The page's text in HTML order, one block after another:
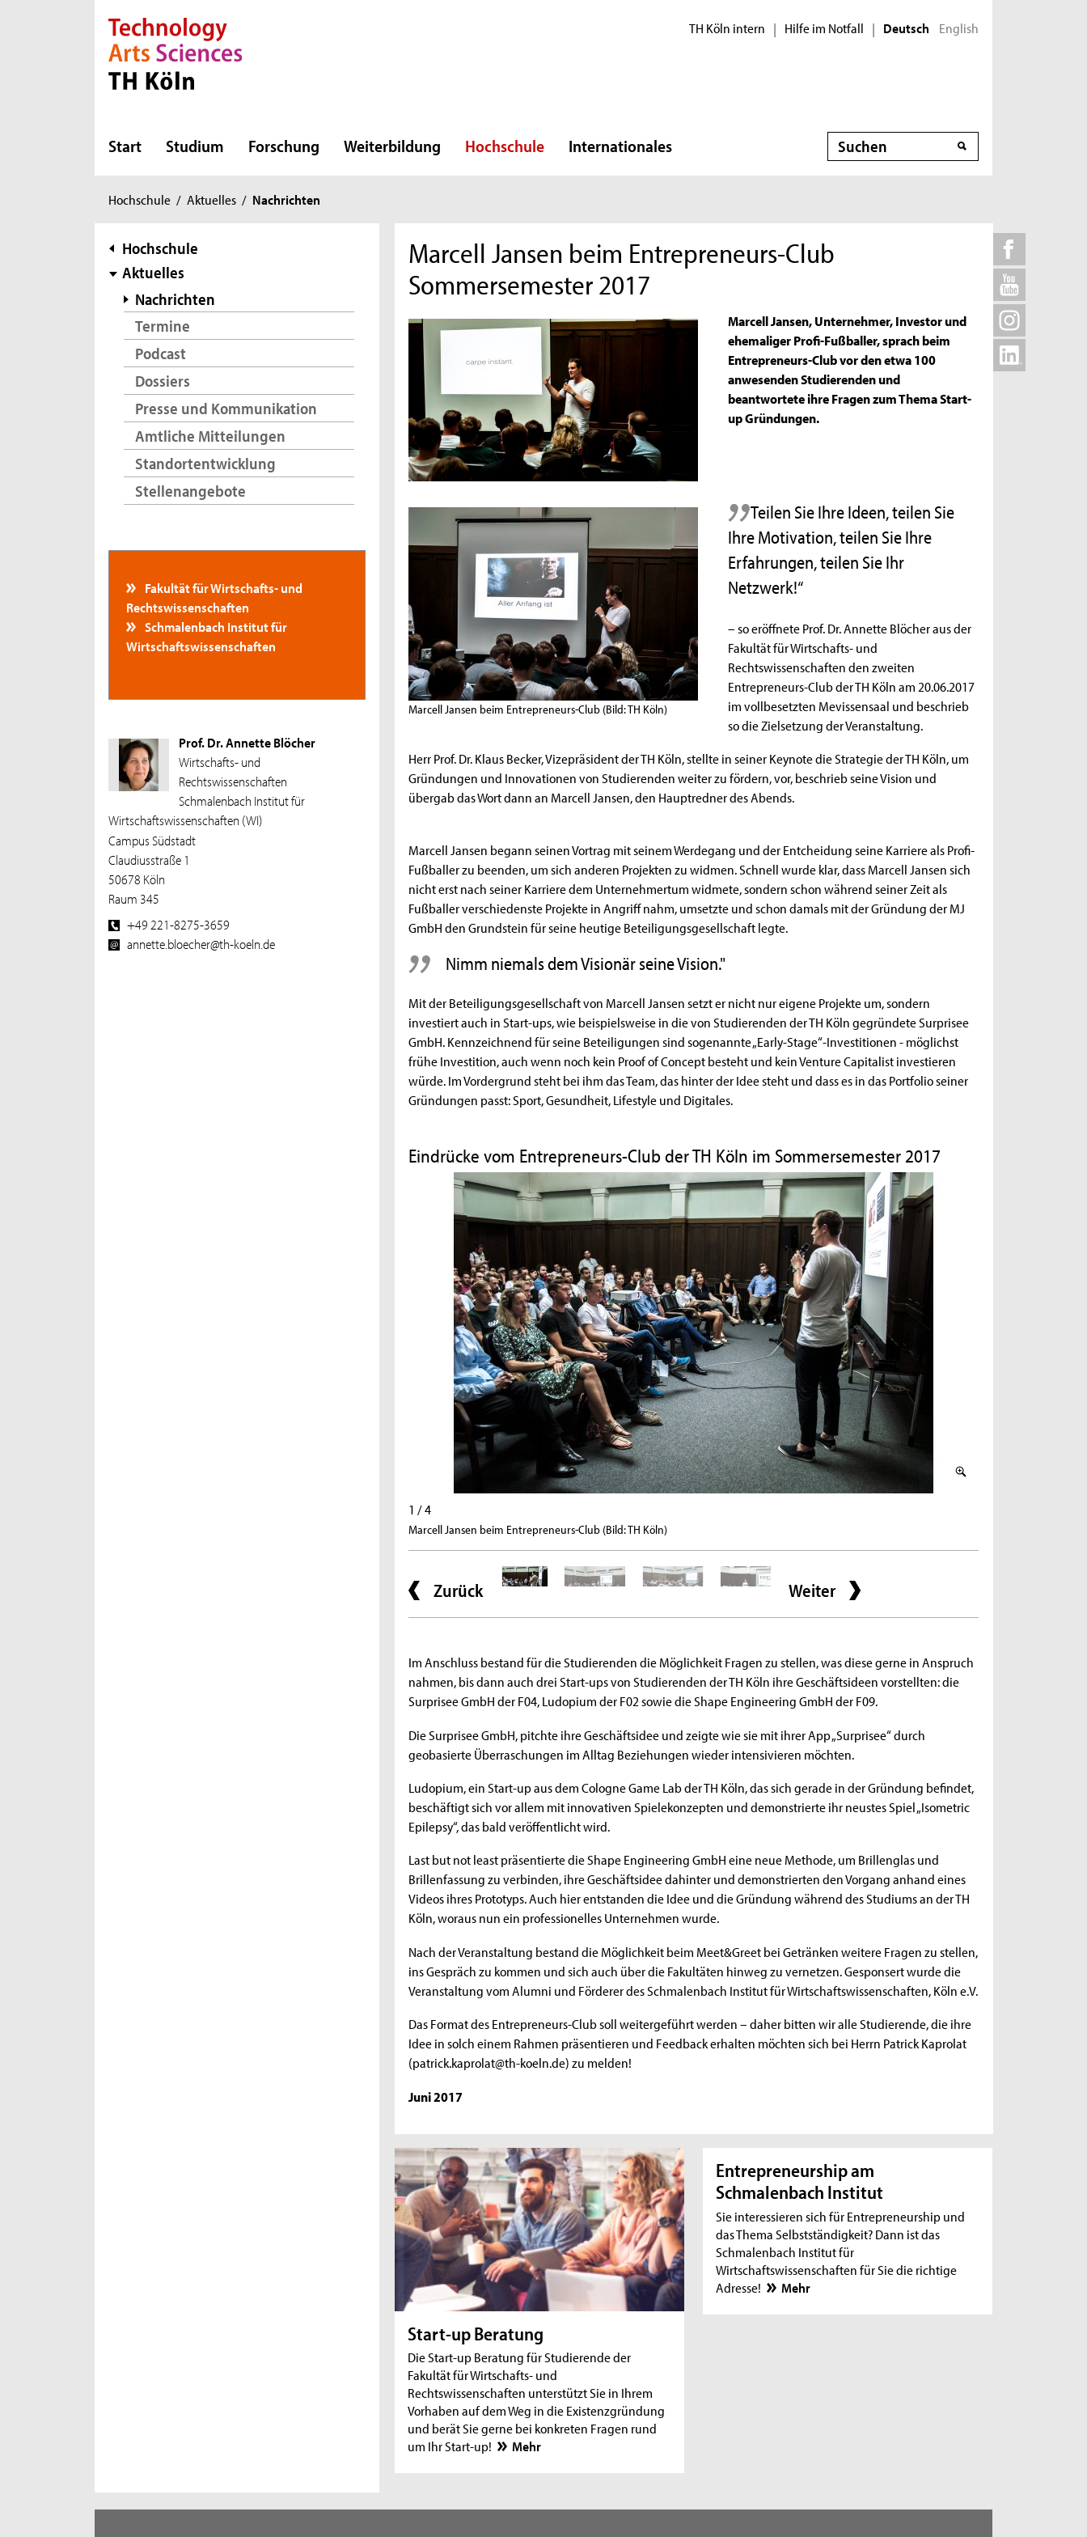
Direkt zur Hauptnavigation
Direkt zur Subnavigation
Direkt zum Inhalt
Direkt zum Fußbereich TH Köln intern | Hilfe im Notfall | Deutsch English
Start Studium Forschung Weiterbildung Hochschule Internationales Suche
Sie
hier:
Hochschule / Aktuelles / Nachrichten
Subnavigation
Hochschule
Aktuelles
Nachrichten
Termine
Podcast
Dossiers
Presse und Kommunikation
Amtliche Mitteilungen
Standortentwicklung
Stellenangebote
Fakultät für Wirtschafts- und
Rechtswissenschaften
Schmalenbach Institut für
Wirtschaftswissenschaften
Prof. Dr. Annette Blöcher
Wirtschafts- und
Rechtswissenschaften
Schmalenbach Institut für
Wirtschaftswissenschaften (WI)
Campus Südstadt
Claudiusstraße 1
50678 Köln
Raum 345
+49 221-8275-3659
annette.bloecher@th-koeln.de
Marcell Jansen beim Entrepreneurs-Club
Sommersemester 2017
Marcell Jansen, Unternehmer, Investor und
ehemaliger Profi-Fußballer, sprach beim
Entrepreneurs-Club vor den etwa 100
anwesenden Studierenden und
beantwortete ihre Fragen zum Thema Start-
up Gründungen.
Marcell Jansen beim Entrepreneurs-Club (Bild: TH Köln)
Teilen Sie Ihre Ideen, teilen Sie
Ihre Motivation, teilen Sie Ihre
Erfahrungen, teilen Sie Ihr
Netzwerk!“
– so eröffnete Prof. Dr. Annette Blöcher aus der
Fakultät für Wirtschafts- und
Rechtswissenschaften den zweiten
Entrepreneurs-Club der TH Köln am 20.06.2017
im vollbesetzten Mevissensaal und beschrieb
so die Zielsetzung der Veranstaltung.
Herr Prof. Dr. Klaus Becker, Vizepräsident der TH Köln, stellte in seiner Keynote die Strategie der TH Köln, um
Gründungen und Innovationen von Studierenden weiter zu fördern, vor, beschrieb seine Vision und
übergab das Wort dann an Marcell Jansen, den Hauptredner des Abends.
Marcell Jansen begann seinen Vortrag mit seinem Werdegang und der Entcheidung seine Karriere als Profi-
Fußballer zu beenden, um sich anderen Projekten zu widmen. Schnell wurde klar, dass Marcell Jansen sich
nicht erst nach seiner Karriere dem Unternehmertum widmete, sondern schon während seiner Zeit als
Fußballer verschiedenste Projekte in Angriff nahm, umsetzte und schon damals mit der Gründung der MJ
GmbH den Grundstein für seine heutige Beteiligungsgesellschaft legte.
Nimm niemals dem Visionär seine Vision."
Mit der Beteiligungsgesellschaft von Marcell Jansen setzt er nicht nur eigene Projekte um, sondern
investiert auch in Start-ups, wie beispielsweise in die von Studierenden der TH Köln gegründete Surprisee
GmbH. Kennzeichnend für seine Beteiligungen sind sogenannte „Early-Stage“-Investitionen - möglichst
frühe Investition, auch wenn noch kein Proof of Concept besteht und kein Venture Capitalist investieren
würde. Im Vordergrund steht bei ihm das Team, das hinter der Idee steht und dass es in das Portfolio seiner
Gründungen passt: Sport, Gesundheit, Lifestyle und Digitales.
Eindrücke vom Entrepreneurs-Club der TH Köln im Sommersemester 2017
1 / 4
Marcell Jansen beim Entrepreneurs-Club (Bild: TH Köln)
Zurück Weiter
Im Anschluss bestand für die Studierenden die Möglichkeit Fragen zu stellen, was diese gerne in Anspruch
nahmen, bis dann auch drei Start-ups von Studierenden der TH Köln ihre Geschäftsideen vorstellten: die
Surprisee GmbH der F04, Ludopium der F02 sowie die Shape Engineering GmbH der F09.
Die Surprisee GmbH, pitchte ihre Geschäftsidee und zeigte wie sie mit ihrer App „Surprisee“ durch
geobasierte Überraschungen im Alltag Beziehungen wieder intensivieren möchten.
Ludopium, ein Start-up aus dem Cologne Game Lab der TH Köln, das sich gerade in der Gründung befindet,
beschäftigt sich vor allem mit innovativen Spielekonzepten und demonstrierte ihr neustes Spiel „Isometric
Epilepsy“, das bald veröffentlicht wird.
Last but not least präsentierte die Shape Engineering GmbH eine neue Methode, um Brillenglas und
Brillenfassung zu verbinden, ihre Geschäftsidee dahinter und demonstrierten den Vorgang anhand eines
Videos ihres Prototyps. Auch hier entstanden die Idee und die Gründung während des Studiums an der TH
Köln, woraus nun ein professionelles Unternehmen wurde.
Nach der Veranstaltung bestand die Möglichkeit beim Meet&Greet bei Getränken weitere Fragen zu stellen,
ins Gespräch zu kommen und sich auch über die Fakultäten hinweg zu vernetzen. Gesponsert wurde die
Veranstaltung vom Alumni und Förderer des Schmalenbach Institut für Wirtschaftswissenschaften, Köln e.V.
Das Format des Entrepreneurs-Club soll weitergeführt werden – daher bitten wir alle Studierende, die ihre
Idee in solch einem Rahmen präsentieren und Feedback erhalten möchten sich bei Herrn Patrick Kaprolat
(patrick.kaprolat@th-koeln.de) zu melden!
Juni 2017
Start-up Beratung
Die Start-up Beratung für Studierende der
Fakultät für Wirtschafts- und
Rechtswissenschaften unterstützt Sie in Ihrem
Vorhaben auf dem Weg in die Existenzgründung
und berät Sie gerne bei konkreten Fragen rund
um Ihr Start-up!
Mehr
Entrepreneurship am
Schmalenbach Institut
Sie interessieren sich für Entrepreneurship und
das Thema Selbstständigkeit? Dann ist das
Schmalenbach Institut für
Wirtschaftswissenschaften für Sie die richtige
Adresse!
Mehr